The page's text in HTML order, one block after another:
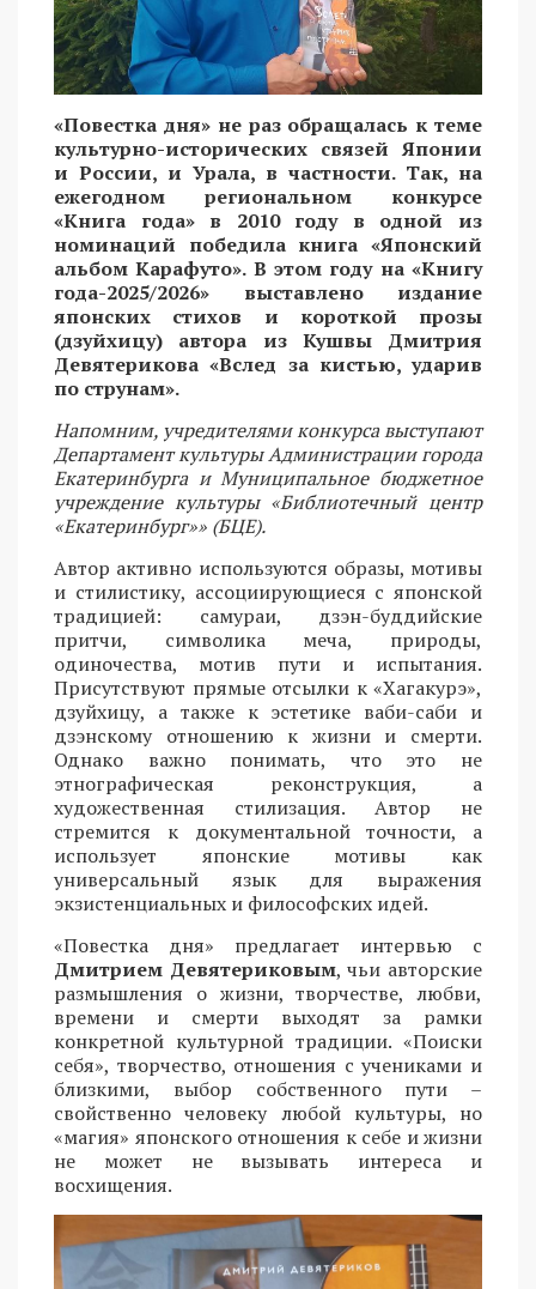
«Повестка дня» не раз обращалась к теме
культурно-исторических связей Японии
и России, и Урала, в частности. Так, на
ежегодном региональном конкурсе
«Книга года» в 2010 году в одной из
номинаций победила книга «Японский
альбом Карафуто». В этом году на «Книгу
года-2025/2026» выставлено издание
японских стихов и короткой прозы
(дзуйхицу) автора из Кушвы Дмитрия
Девятерикова «Вслед за кистью, ударив
по струнам».
Напомним, учредителями конкурса выступают
Департамент культуры Администрации города
Екатеринбурга и Муниципальное бюджетное
учреждение культуры «Библиотечный центр
«Екатеринбург»» (БЦЕ).
Автор активно используются образы, мотивы
и стилистику, ассоциирующиеся с японской
традицией: самураи, дзэн-буддийские
притчи, символика меча, природы,
одиночества, мотив пути и испытания.
Присутствуют прямые отсылки к «Хагакурэ»,
дзуйхицу, а также к эстетике ваби-саби и
дзэнскому отношению к жизни и смерти.
Однако важно понимать, что это не
этнографическая реконструкция, а
художественная стилизация. Автор не
стремится к документальной точности, а
использует японские мотивы как
универсальный язык для выражения
экзистенциальных и философских идей.
«Повестка дня» предлагает интервью с
Дмитрием Девятериковым, чьи авторские
размышления о жизни, творчестве, любви,
времени и смерти выходят за рамки
конкретной культурной традиции. «Поиски
себя», творчество, отношения с учениками и
близкими, выбор собственного пути –
свойственно человеку любой культуры, но
«магия» японского отношения к себе и жизни
не может не вызывать интереса и
восхищения.